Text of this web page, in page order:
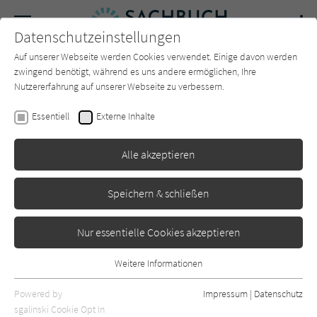
SUCHE Forum Charts Newsletter
blanvalet
Standard
nur rezensierte Titel anzeigen
Datenschutzeinstellungen
Auf unserer Webseite werden Cookies verwendet. Einige davon werden
zwingend benötigt, während es uns andere ermöglichen, Ihre
Nutzererfahrung auf unserer Webseite zu verbessern.
Essentiell Externe Inhalte
Alle akzeptieren
Speichern & schließen
Nur essentielle Cookies akzeptieren
Essentielle Cookies werden für grundlegende Funktionen der
Webseite benötigt. Dadurch ist gewährleistet, dass die Webseite
Weitere Informationen
Powered by
sgalinski Cookie Opt In
Impressum | Datenschutz